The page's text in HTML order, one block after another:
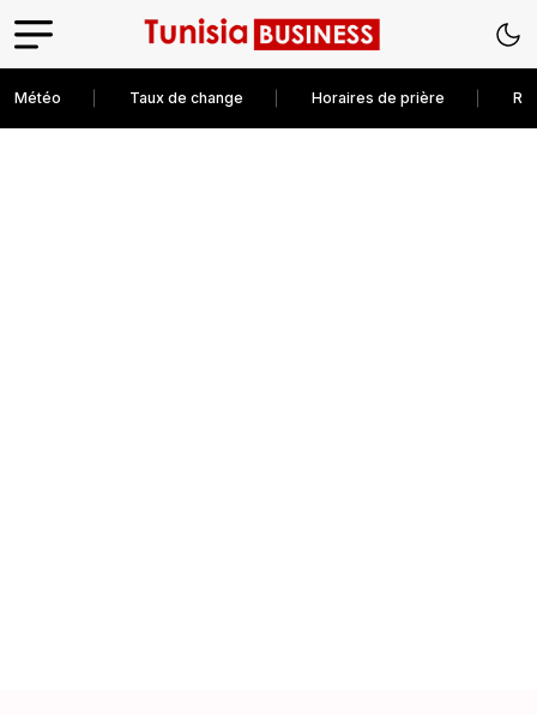
Météo Taux de change Horaires de prière